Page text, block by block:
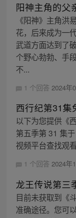
阳神主角的父
《阳神》主角洪
花，后来成为一
武道方面达到了
个野心勃勃、手
不...
1 个回答 2024年
西行纪第31集
以下为您提供《
第五季第 31 集
视频平台查找观看
1 个回答 2024年
龙王传说第三
目前未获取到《
准确途径。您可